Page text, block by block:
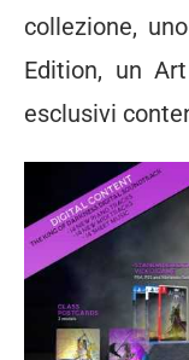
collezione,
Edition, un
esclusivi